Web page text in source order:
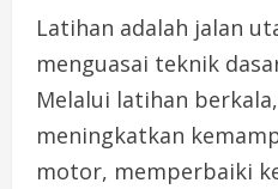
Latihan adalah jalan
menguasai teknik
Melalui latihan
meningkatkan
motor, memperbaiki